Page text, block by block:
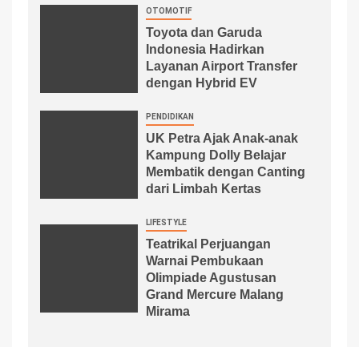
OTOMOTIF
Toyota dan Garuda
Indonesia Hadirkan
Layanan Airport Transfer
dengan Hybrid EV
PENDIDIKAN
UK Petra Ajak Anak-anak
Kampung Dolly Belajar
Membatik dengan Canting
dari Limbah Kertas
LIFESTYLE
Teatrikal Perjuangan
Warnai Pembukaan
Olimpiade Agustusan
Grand Mercure Malang
Mirama